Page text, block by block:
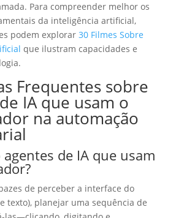
Para compreender melhor os
da inteligência artificial,
podem explorar 30 Filmes Sobre
que ilustram capacidades e
Frequentes sobre
IA que usam o
na automação
agentes de IA que usam
de perceber a interface do
texto), planejar uma sequência de